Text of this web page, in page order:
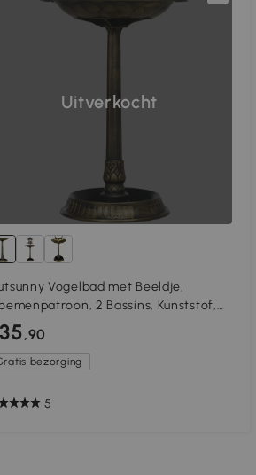
Uitverkocht
Vogelbad met Beeldje,
2 Bassins, Kunststof,
Look, 50B x 72H cm,
,90
bezorging
5